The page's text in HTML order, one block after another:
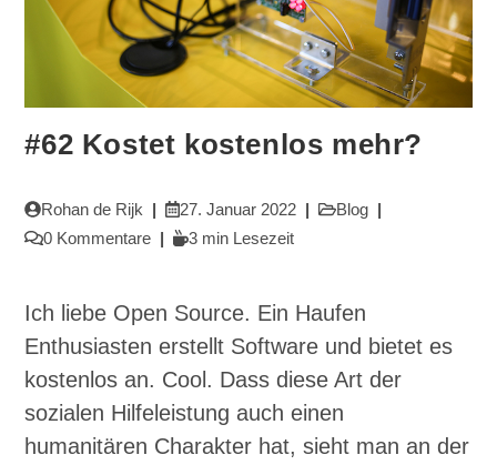
#62 Kostet kostenlos mehr?
Beitrags-
Autor:
Rohan de Rijk
Beitrag
veröffentlicht:
27. Januar 2022
Beitrags-
Blog
Beitrags-
0 Kommentare Lesedauer:
3 min Lesezeit
Ich liebe Open Source. Ein Haufen
Enthusiasten erstellt Software und bietet es
kostenlos an. Cool. Dass diese Art der
sozialen Hilfeleistung auch einen
humanitären Charakter hat, sieht man an der